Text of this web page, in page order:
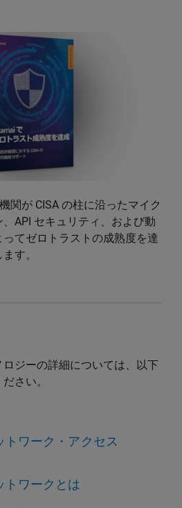
関が CISA の柱に沿ったマイク
API セキュリティ、および動
てゼロトラストの成熟度を達
す。
ジーの詳細については、以下
さい。
トワーク・アクセス
トワークとは